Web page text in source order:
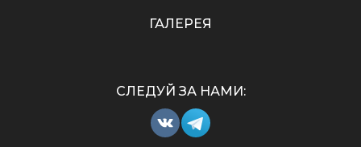
ГАЛЕРЕЯ
СЛЕДУЙ ЗА НАМИ: